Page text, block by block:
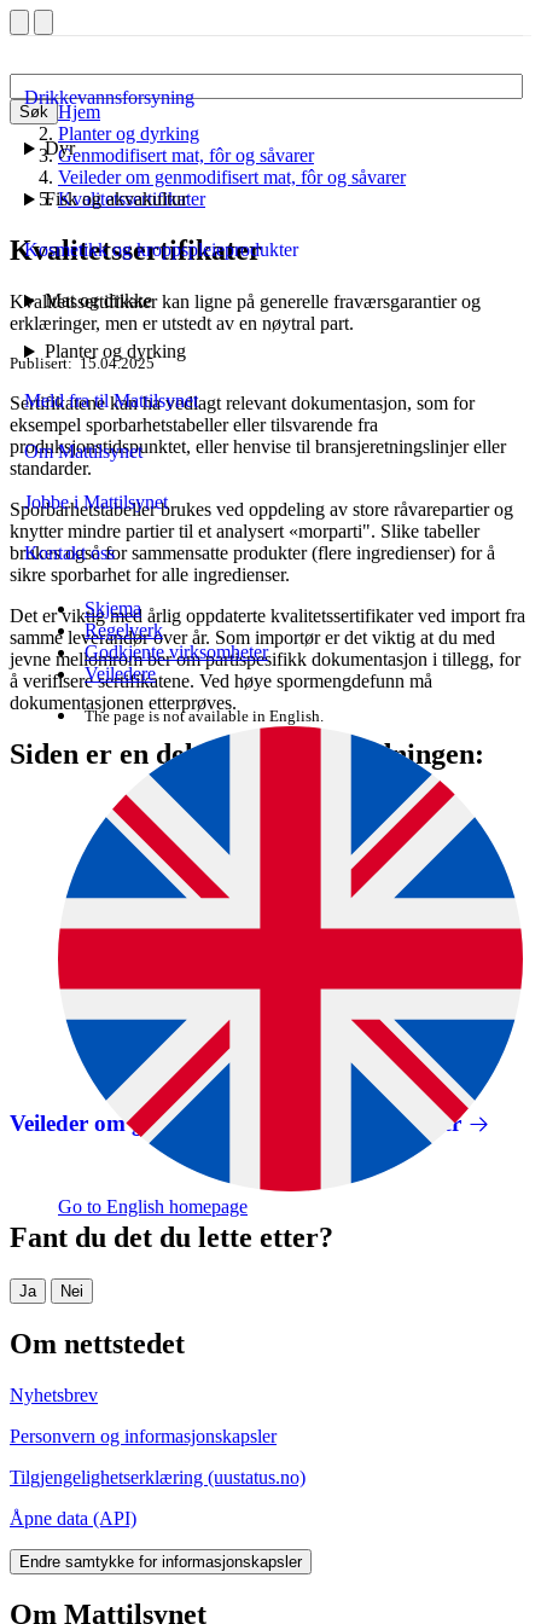
Søk
Drikkevannsforsyning
Dyr
Fisk og akvakultur
Kosmetikk og kroppspleieprodukter
Mat og drikke
Planter og dyrking
Meld fra til Mattilsynet
Om Mattilsynet
Jobbe i Mattilsynet
Kontakt oss
Skjema
Regelverk
Godkjente virksomheter
Veiledere
The page is not available in English.
Go to English homepage
Hjem
Planter og dyrking
Genmodifisert mat, fôr og såvarer
Veileder om genmodifisert mat, fôr og såvarer
Kvalitetssertifikater
Kvalitetssertifikater
Kvalitetssertifikater kan ligne på generelle fraværsgarantier og
erklæringer, men er utstedt av en nøytral part.
Publisert 15.04.2025
Sertifikatene kan ha vedlagt relevant dokumentasjon, som for
eksempel sporbarhetstabeller eller tilsvarende fra
produksjonstidspunktet, eller henvise til bransjeretningslinjer eller
standarder.
Sporbarhetstabeller brukes ved oppdeling av store råvarepartier og
knytter mindre partier til et analysert «morparti". Slike tabeller
brukes også for sammensatte produkter (flere ingredienser) for å
sikre sporbarhet for alle ingredienser.
Det er viktig med årlig oppdaterte kvalitetssertifikater ved import fra
samme leverandør over år. Som importør er det viktig at du med
jevne mellomrom ber om partispesifikk dokumentasjon i tillegg, for
å verifisere sertifikatene. Ved høye spormengdefunn må
dokumentasjonen etterprøves.
Siden er en del av denne veiledningen:
Veileder om genmodifisert mat, fôr og såvarer
Fant du det du lette etter?
Ja Nei
Om nettstedet
Nyhetsbrev
Personvern og informasjonskapsler
Tilgjengelighetserklæring (uustatus.no)
Åpne data (API)
Endre samtykke for informasjonskapsler
Om Mattilsynet